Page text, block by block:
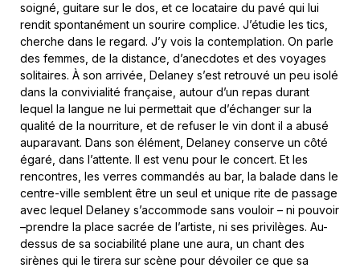
soigné, guitare sur le dos, et ce locataire du pavé qui lui
rendit spontanément un sourire complice. J’étudie les tics,
cherche dans le regard. J’y vois la contemplation. On parle
des femmes, de la distance, d’anecdotes et des voyages
solitaires. À son arrivée, Delaney s’est retrouvé un peu isolé
dans la convivialité française, autour d’un repas durant
lequel la langue ne lui permettait que d’échanger sur la
qualité de la nourriture, et de refuser le vin dont il a abusé
auparavant. Dans son élément, Delaney conserve un côté
égaré, dans l’attente. Il est venu pour le concert. Et les
rencontres, les verres commandés au bar, la balade dans le
centre-ville semblent être un seul et unique rite de passage
avec lequel Delaney s’accommode sans vouloir – ni pouvoir
–prendre la place sacrée de l’artiste, ni ses privilèges. Au-
dessus de sa sociabilité plane une aura, un chant des
sirènes qui le tirera sur scène pour dévoiler ce que sa